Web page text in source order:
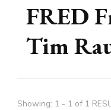
FRED
Tim
Showing: 1 - 1 of 1